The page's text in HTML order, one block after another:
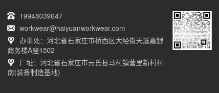
19948039647
workwear@haiyuanworkwear.com
办事处：河北省石家庄市桥西区大经街天滋嘉鲤
商务楼A座1502
厂址：河北省石家庄市元氏县马村镇营里新村村
南(装备制造基地)